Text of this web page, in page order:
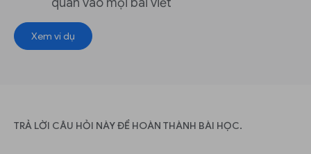
quan vào mọi bài viết
Xem ví dụ
TRẢ LỜI CÂU HỎI NÀY ĐỂ HOÀN THÀNH BÀI HỌC.